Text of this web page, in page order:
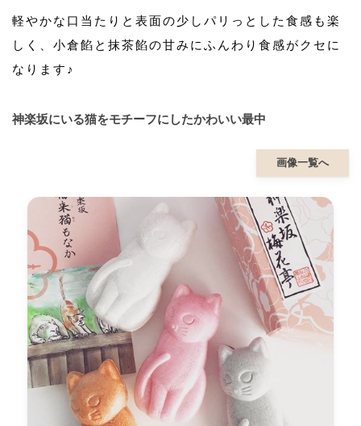
軽やかな口当たりと表面の少しパリっとした食感も楽
しく、小倉餡と抹茶餡の甘みにふんわり食感がクセに
なります♪
神楽坂にいる猫をモチーフにしたかわいい最中
画像一覧へ